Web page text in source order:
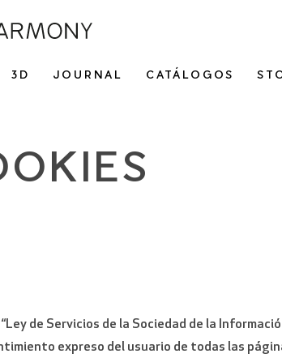
3D JOURNAL CATÁLOGOS
de Servicios de la Sociedad de la
expreso del usuario de todas las